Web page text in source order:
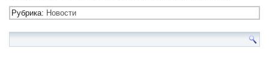
Рубрика: Новости